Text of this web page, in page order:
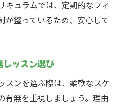
キュラムでは、定期的なフィ
が整っているため、安心して
ッスン選び
スンを選ぶ際は、柔軟なスケ
有無を重視しましょう。理由